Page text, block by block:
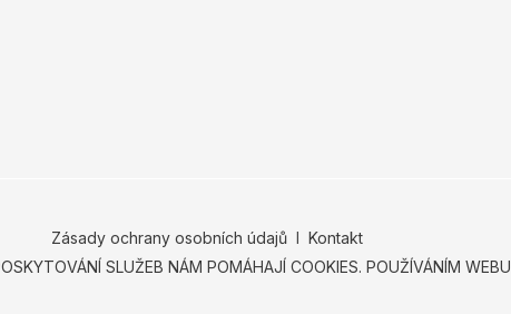
Zásady ochrany osobních údajů Ι Kontakt
SLUŽEB NÁM POMÁHAJÍ COOKIES. POUŽÍVÁNÍM